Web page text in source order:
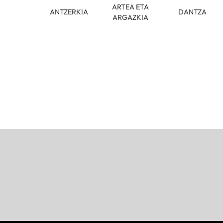
ANTZERKIA
ARTEA ETA
ARGAZKIA
DANTZA